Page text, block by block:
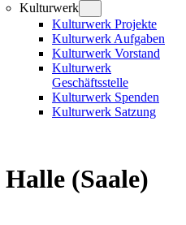
Kulturwerk
Kulturwerk Projekte
Kulturwerk Aufgaben
Kulturwerk Vorstand
Kulturwerk
Geschäftsstelle
Kulturwerk Spenden
Kulturwerk Satzung
(Saale)